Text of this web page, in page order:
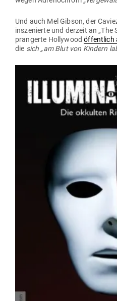
Und auch Mel Gibson, der
insze­nierte und derzeit an „The
pran­gerte Hol­lywoodöffentlich
die sich „am Blut von Kindern